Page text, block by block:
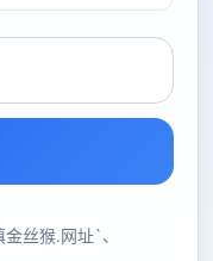
丝猴.网址`、